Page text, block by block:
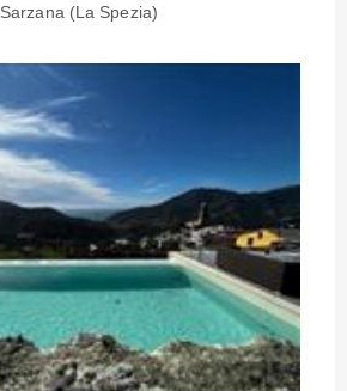
Sarzana (La Spezia)